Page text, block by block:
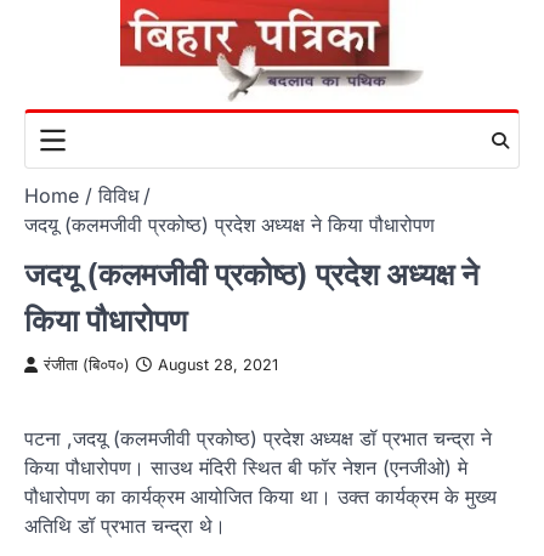
Home
विविध
जदयू (कलमजीवी प्रकोष्ठ) प्रदेश अध्यक्ष ने किया पौधारोपण
जदयू (कलमजीवी प्रकोष्ठ) प्रदेश अध्यक्ष ने
किया पौधारोपण
रंजीता (बि०प०) August 28, 2021
पटना ,जदयू (कलमजीवी प्रकोष्ठ) प्रदेश अध्यक्ष डॉ प्रभात चन्द्रा ने
किया पौधारोपण। साउथ मंदिरी स्थित बी फॉर नेशन (एनजीओ) मे
पौधारोपण का कार्यक्रम आयोजित किया था। उक्त कार्यक्रम के मुख्य
अतिथि डॉ प्रभात चन्द्रा थे।